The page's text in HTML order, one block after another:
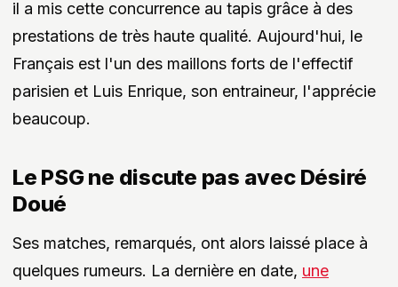
il a mis cette concurrence au tapis grâce à des
prestations de très haute qualité. Aujourd'hui, le
Français est l'un des maillons forts de l'effectif
parisien et Luis Enrique, son entraineur, l'apprécie
beaucoup.
Le PSG ne discute pas avec Désiré
Doué
Ses matches, remarqués, ont alors laissé place à
quelques rumeurs. La dernière en date, une